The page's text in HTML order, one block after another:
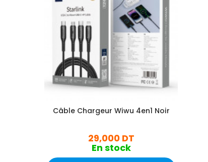
Câble Chargeur Wiwu 4en1 Noir
29,000 DT
En stock